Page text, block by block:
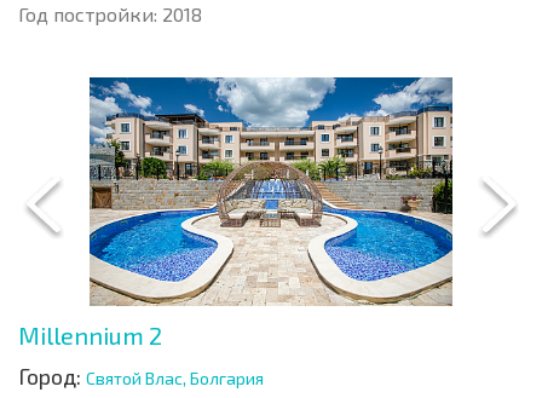
Год постройки: 2018
Millennium 2
Город: Святой Влас, Болгария